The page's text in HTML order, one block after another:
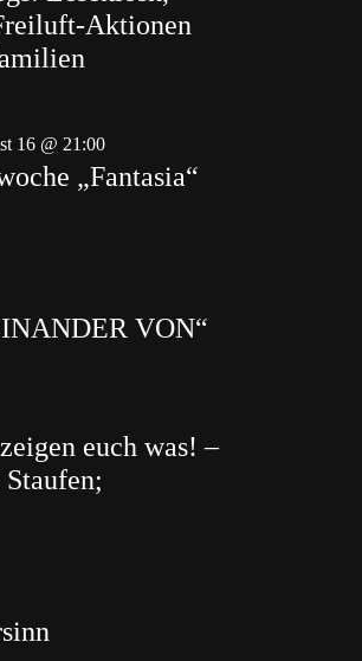
Aktionen
16 @ 21:00
„Fantasia“
VON“
euch was! –
Staufen;